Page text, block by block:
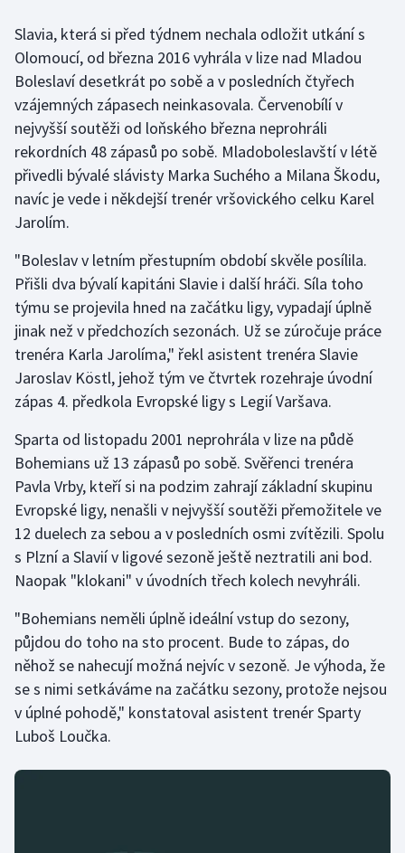
Gymnastika
Házená
Jezdectví
Judo
Krasobruslení
Lezení
Lyže a snowboard
Moderní pětiboj
Motorsport
Olympijské hry
Parasport
Plavání
Plážový volejbal
Ragby
Rychlobruslení
Rychlostní kanoistika
Slavia, která si před týdnem nechala odložit utkání s
Olomoucí, od března 2016 vyhrála v lize nad Mladou
Boleslaví desetkrát po sobě a v posledních čtyřech
vzájemných zápasech neinkasovala. Červenobílí v
nejvyšší soutěži od loňského března neprohráli
rekordních 48 zápasů po sobě. Mladoboleslavští v létě
přivedli bývalé slávisty Marka Suchého a Milana Škodu,
navíc je vede i někdejší trenér vršovického celku Karel
Jarolím.
"Boleslav v letním přestupním období skvěle posílila.
Přišli dva bývalí kapitáni Slavie i další hráči. Síla toho
týmu se projevila hned na začátku ligy, vypadají úplně
jinak než v předchozích sezonách. Už se zúročuje práce
trenéra Karla Jarolíma," řekl asistent trenéra Slavie
Jaroslav Köstl, jehož tým ve čtvrtek rozehraje úvodní
zápas 4. předkola Evropské ligy s Legií Varšava.
Sparta od listopadu 2001 neprohrála v lize na půdě
Bohemians už 13 zápasů po sobě. Svěřenci trenéra
Pavla Vrby, kteří si na podzim zahrají základní skupinu
Evropské ligy, nenašli v nejvyšší soutěži přemožitele ve
12 duelech za sebou a v posledních osmi zvítězili. Spolu
s Plzní a Slavií v ligové sezoně ještě neztratili ani bod.
Naopak "klokani" v úvodních třech kolech nevyhráli.
"Bohemians neměli úplně ideální vstup do sezony,
půjdou do toho na sto procent. Bude to zápas, do
něhož se nahecují možná nejvíc v sezoně. Je výhoda, že
se s nimi setkáváme na začátku sezony, protože nejsou
v úplné pohodě," konstatoval asistent trenér Sparty
Luboš Loučka.